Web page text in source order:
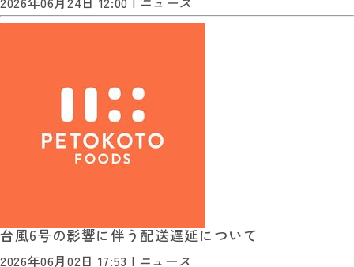
台風6号の影響に伴う配送遅延について
2026年06月02日 17:53 | ニュース